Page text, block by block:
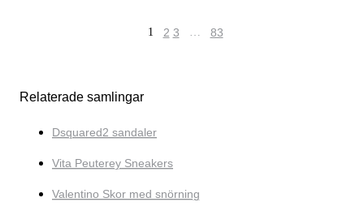
1 2 3 … 83
Relaterade samlingar
Dsquared2 sandaler
Vita Peuterey Sneakers
Valentino Skor med snörning